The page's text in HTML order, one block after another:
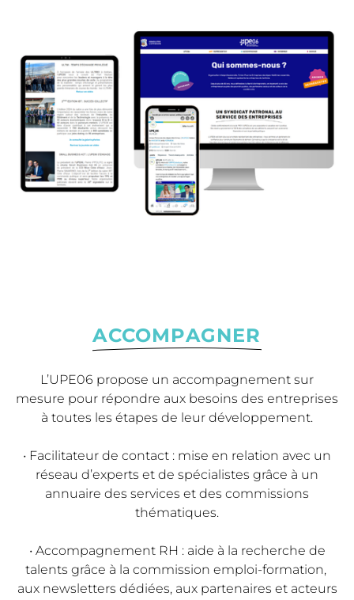
ACCOMPAGNER
L’UPE06 propose un accompagnement sur
mesure pour répondre aux besoins des entreprises
à toutes les étapes de leur développement.
• Facilitateur de contact : mise en relation avec un
réseau d’experts et de spécialistes grâce à un
annuaire des services et des commissions
thématiques.
• Accompagnement RH : aide à la recherche de
talents grâce à la commission emploi-formation,
aux newsletters dédiées, aux partenaires et acteurs